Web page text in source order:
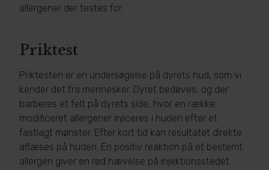
allergener der testes for.
Priktest
Priktesten er en undersøgelse på dyrets hud, som vi
kender det fra mennesker. Dyret bedøves, og der
barberes et felt på dyrets side, hvor en række
modificeret allergener injiceres i huden efter et
fastlagt mønster. Efter kort tid kan resultatet direkte
aflæses på huden. En positiv reaktion på et bestemt
allergen giver en rød hævelse på injektionsstedet.